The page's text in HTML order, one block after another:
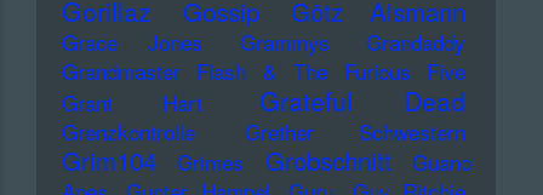
Gorillaz Gossip Götz Alsmann
Grace Jones Grammys
Grandaddy
Grandmaster Flash & The Furious Five
Grant Hart
Grateful Dead
Grenzkontrolle Grether Schwestern
Grim104 Grimes Grobschnitt
Guano